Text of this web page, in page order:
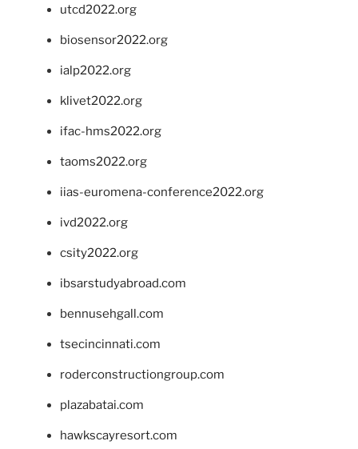
utcd2022.org
biosensor2022.org
ialp2022.org
klivet2022.org
ifac-hms2022.org
taoms2022.org
iias-euromena-conference2022.org
ivd2022.org
csity2022.org
ibsarstudyabroad.com
bennusehgall.com
tsecincinnati.com
roderconstructiongroup.com
plazabatai.com
hawkscayresort.com